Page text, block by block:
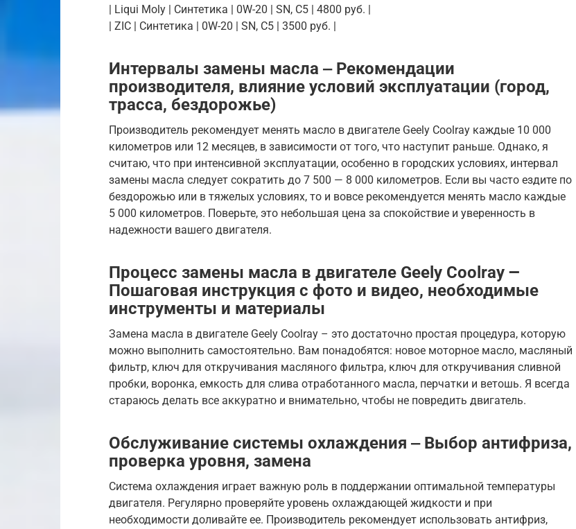
| Liqui Moly | Синтетика | 0W-20 | SN, C5 | 4800 руб. |
| ZIC | Синтетика | 0W-20 | SN, C5 | 3500 руб. |
Интервалы замены масла ‒ Рекомендации
производителя, влияние условий эксплуатации (город,
трасса, бездорожье)
Производитель рекомендует менять масло в двигателе Geely Coolray каждые 10 000
километров или 12 месяцев, в зависимости от того, что наступит раньше. Однако, я
считаю, что при интенсивной эксплуатации, особенно в городских условиях, интервал
замены масла следует сократить до 7 500 — 8 000 километров. Если вы часто ездите по
бездорожью или в тяжелых условиях, то и вовсе рекомендуется менять масло каждые
5 000 километров. Поверьте, это небольшая цена за спокойствие и уверенность в
надежности вашего двигателя.
Процесс замены масла в двигателе Geely Coolray ౼
Пошаговая инструкция с фото и видео, необходимые
инструменты и материалы
Замена масла в двигателе Geely Coolray – это достаточно простая процедура, которую
можно выполнить самостоятельно. Вам понадобятся: новое моторное масло, масляный
фильтр, ключ для откручивания масляного фильтра, ключ для откручивания сливной
пробки, воронка, емкость для слива отработанного масла, перчатки и ветошь. Я всегда
стараюсь делать все аккуратно и внимательно, чтобы не повредить двигатель.
Обслуживание системы охлаждения ‒ Выбор антифриза,
проверка уровня, замена
Система охлаждения играет важную роль в поддержании оптимальной температуры
двигателя. Регулярно проверяйте уровень охлаждающей жидкости и при
необходимости доливайте ее. Производитель рекомендует использовать антифриз,